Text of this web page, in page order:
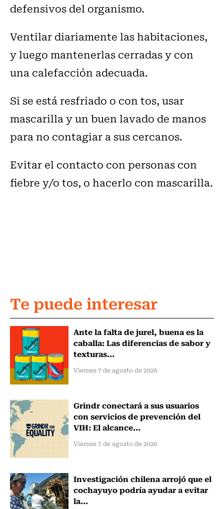
defensivos del organismo.
Ventilar diariamente las habitaciones,
y luego mantenerlas cerradas y con
una calefacción adecuada.
Si se está resfriado o con tos, usar
mascarilla y un buen lavado de manos
para no contagiar a sus cercanos.
Evitar el contacto con personas con
fiebre y/o tos, o hacerlo con mascarilla.
Te puede interesar
Ante la falta de jurel, buena es la
caballa: Las diferencias de sabor y
texturas...
Viernes 7 de agosto de 2026
Grindr conectará a sus usuarios
con servicios de prevención del
VIH: El alcance...
Viernes 7 de agosto de 2026
Investigación chilena arrojó que el
cochayuyo podría ayudar a evitar
la...